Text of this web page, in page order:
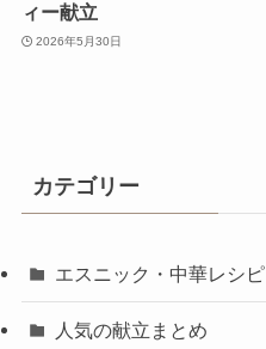
ィー献立
2026年5月30日
カテゴリー
エスニック・中華レシピ
人気の献立まとめ